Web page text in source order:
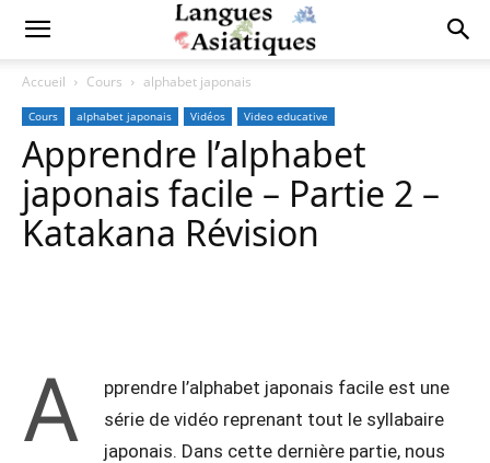
Accueil Cours alphabet japonais
Cours alphabet japonais Vidéos Video educative
Apprendre l’alphabet
japonais facile – Partie 2 –
Katakana Révision
A
pprendre l’alphabet japonais facile est une
série de vidéo reprenant tout le syllabaire
japonais. Dans cette dernière partie, nous